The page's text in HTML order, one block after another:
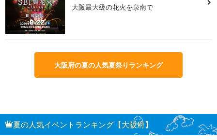
大阪最大級の花火を泉南で
大阪府の夏の人気夏祭りランキング
夏の人気イベントランキング【大阪府】